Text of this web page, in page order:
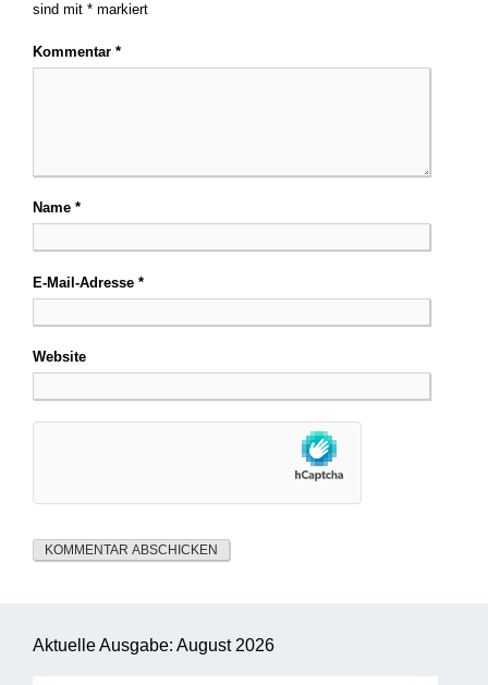
sind mit * markiert
Kommentar *
Name *
E-Mail-Adresse *
Website
Aktuelle Ausgabe: August 2026